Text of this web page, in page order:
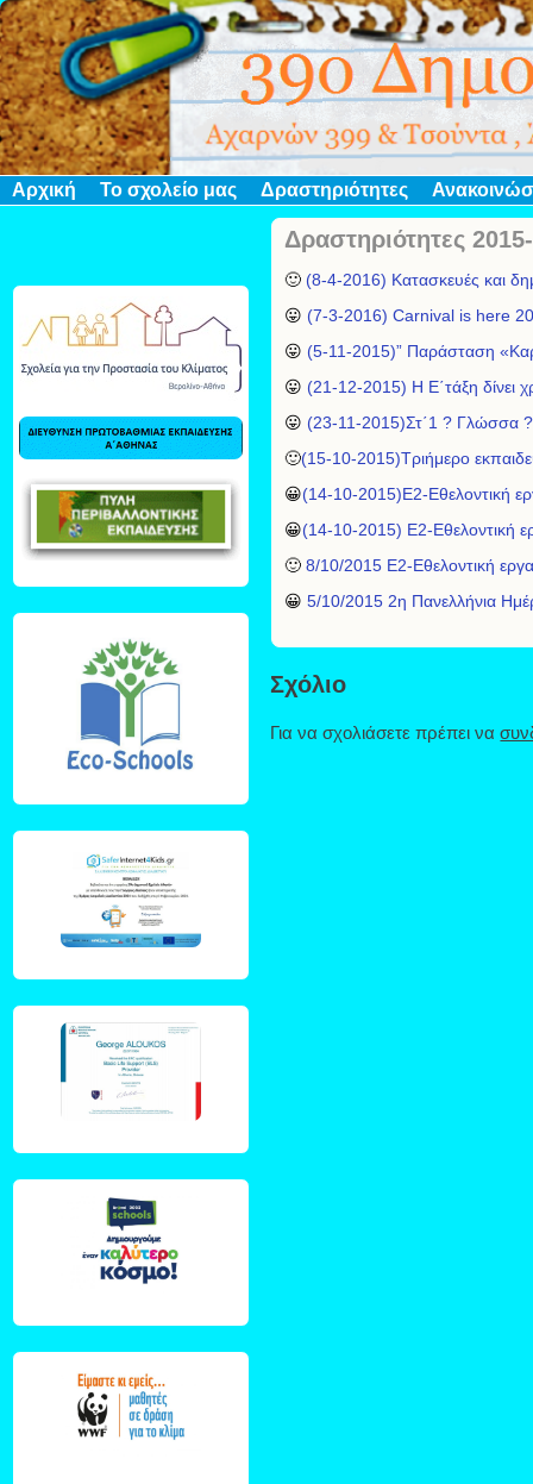
Αρχική Το σχολείο μας Δραστηριότητες
Δραστηριότητες
🙂 (8-4-2016) Κατασκευές και
😛 (7-3-2016) Carnival is here
😛 (5-11-2015)” Παράσταση
😛 (21-12-2015) Η Ε΄τάξη δίνει
😛 (23-11-2015)Στ΄1 ? Γλώσσα
🙂(15-10-2015)Τριήμερο
😀(14-10-2015)Ε2-Εθελοντική
😀(14-10-2015) Ε2-Εθελοντική
🙂8/10/2015 E2-Εθελοντική
😀 5/10/2015 2η Πανελλήνια
Σχόλιο
Για να σχολιάσετε πρέπει να